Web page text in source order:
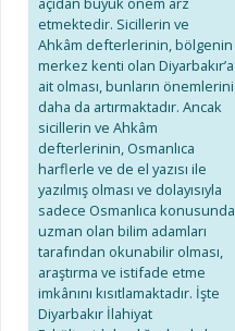
etmektedir. Sicillerin ve
Ahkâm defterlerinin, bölgenin
merkez kenti olan Diyarbakır’a
ait olması, bunların önemlerini
daha da artırmaktadır. Ancak
sicillerin ve Ahkâm
defterlerinin, Osmanlıca
harflerle ve de el yazısı ile
yazılmış olması ve dolayısıyla
sadece Osmanlıca konusunda
uzman olan bilim adamları
tarafından okunabilir olması,
araştırma ve istifade etme
imkânını kısıtlamaktadır. İşte
Diyarbakır İlahiyat